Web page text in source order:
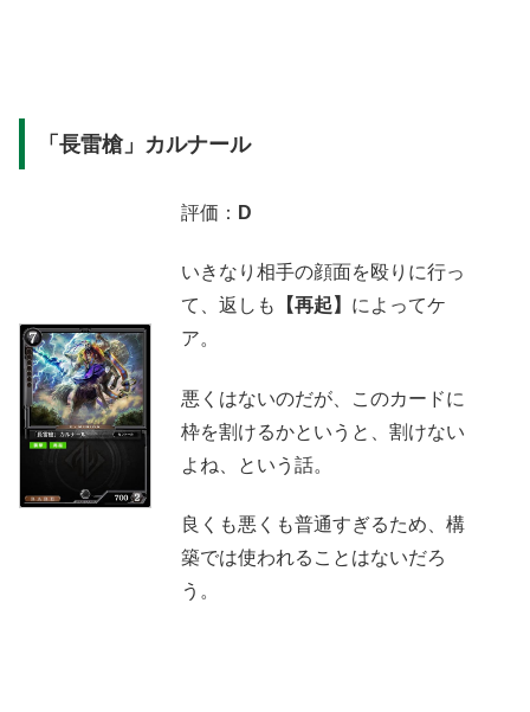
「長雷槍」カルナール
評価： D
いきなり相手の顔面を殴りに行っ
て、返しも 【再起】 によってケ
ア。
悪くはないのだが、このカードに
枠を割けるかというと、割けない
よね、という話。
良くも悪くも普通すぎるため、構
築では使われることはないだろ
う。